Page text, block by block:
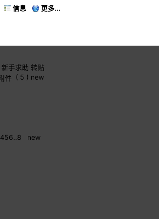
信息 更多...
新手求助 转贴
( 5 ) new
456..8
new